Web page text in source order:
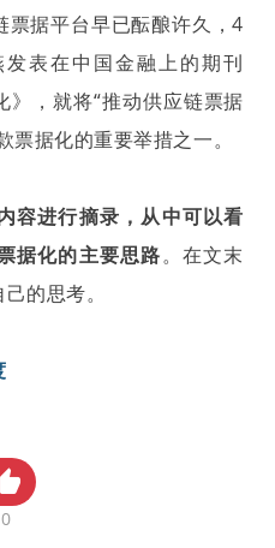
票据平台早已酝酿许久，4
表在中国金融上的期刊
》，就将“推动供应链票据
据化的重要举措之一。
容进行摘录，从中可以看
据化的主要思路。在文末
的思考。
从核心企业或供应链上下
所的角度，更有从旁观者
0